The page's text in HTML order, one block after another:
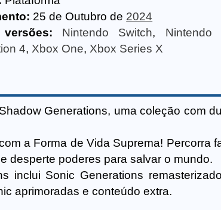
25 de Outubro de 2024
Nintendo Switch,
4, Xbox One, Xbox Series X
Generations, uma coleção com
a Forma de Vida Suprema! Percorra
desperte poderes para salvar o mundo.
inclui Sonic Generations
aprimoradas e conteúdo extra.